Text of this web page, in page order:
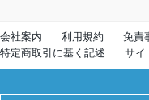
会社案内 利用規約 免責
特定商取引に基く記述
サイ